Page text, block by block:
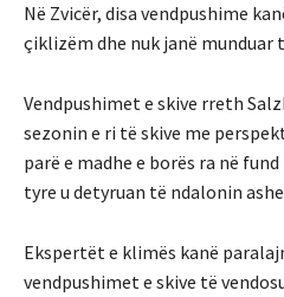
Në Zvicër, disa vendpushime
çiklizëm dhe nuk janë
Vendpushimet e skive rreth
sezonin e ri të skive me
parë e madhe e borës ra në
tyre u detyruan të ndalonin
Ekspertët e klimës kanë
vendpushimet e skive të